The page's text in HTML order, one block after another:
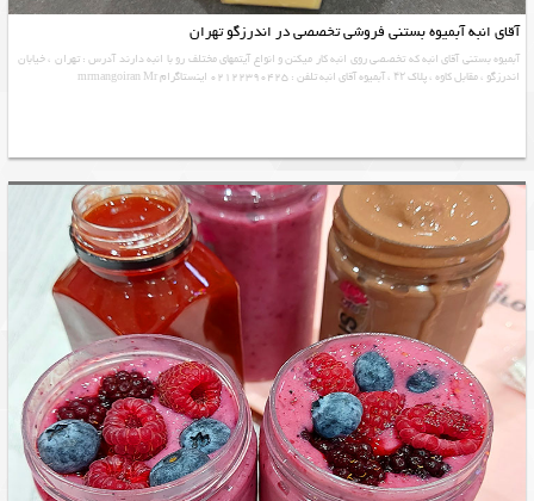
آقای انبه آبمیوه بستنی فروشی تخصصی در اندرزگو تهران
آبمیوه بستنی آقای انبه که تخصصی روی انبه کار میکنن و انواع آیتمهای مختلف رو با انبه دارند آدرس : تهران ، خیابان
اندرزگو ، مقابل کاوه ، پلاک ۴۲ ، آبمیوه آقای انبه تلفن : 02122390425 اینستاگرام mrmangoiran Mr